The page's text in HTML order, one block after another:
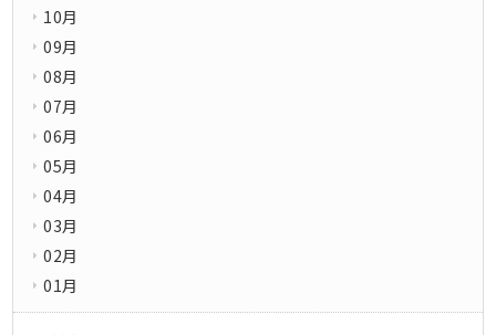
10月
09月
08月
07月
06月
05月
04月
03月
02月
01月